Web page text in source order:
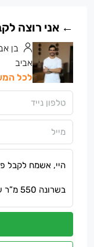
בן
אביב
לכל